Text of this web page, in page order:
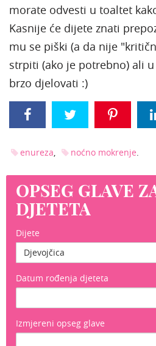
morate odvesti u toaltet
Kasnije će dijete znati
mu se piški (a da nije
strpiti (ako je potrebno) ali
brzo djelovati :)
enureza noćno mokrenje
OPSEG GLAVE
DJETETA
Dijete
Djevojčica
Datum rođenja djeteta
Izmjereni opseg glave